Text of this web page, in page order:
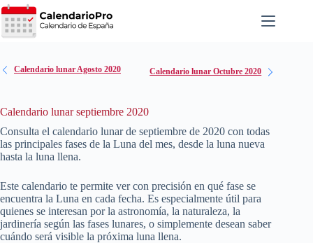
Saltar
al
contenido
Calendario lunar Agosto 2020 Calendario lunar Octubre 2020
Calendario lunar septiembre 2020
Consulta el calendario lunar de septiembre de 2020 con todas
las principales fases de la Luna del mes, desde la luna nueva
hasta la luna llena.
Este calendario te permite ver con precisión en qué fase se
encuentra la Luna en cada fecha. Es especialmente útil para
quienes se interesan por la astronomía, la naturaleza, la
jardinería según las fases lunares, o simplemente desean saber
cuándo será visible la próxima luna llena.